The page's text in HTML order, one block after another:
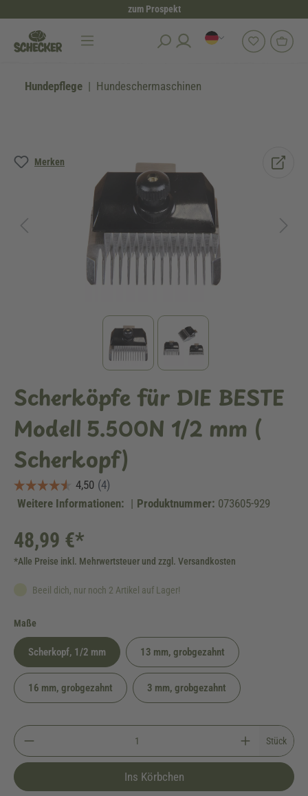
zum Prospekt
Hundepflege Hundeschermaschinen
Merken
Bildergalerie überspringen
Scherköpfe für DIE BESTE
Modell 5.500N 1/2 mm (
Scherkopf)
Weitere Informationen: | Produktnummer: 073605-929
48,99 €*
*Alle Preise inkl. Mehrwertsteuer und zzgl. Versandkosten
Beeil dich, nur noch 2 Artikel auf Lager!
Maße
Scherkopf, 1/2 mm 13 mm, grobgezahnt
16 mm, grobgezahnt 3 mm, grobgezahnt
Stück
Ins Körbchen